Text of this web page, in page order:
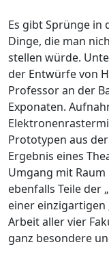
Es gibt Sprünge in
Dinge, die man
stellen würde.
der Entwürfe von
Professor an der
Exponaten.
Prototypen aus
Ergebnis eines
Umgang mit
ebenfalls Teile der
einer einzigartigen
Arbeit aller vier
ganz besondere